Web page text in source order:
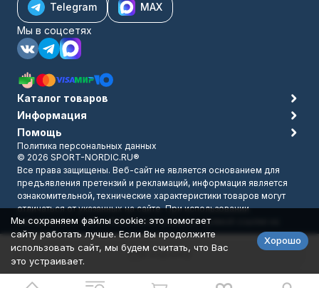
В корзину
Telegram
MAX
Мы в соцсетях
Каталог товаров
Информация
Помощь
Политика персональных данных
© 2026 SPORT-NORDIC.RU®
Все права защищены. Веб-сайт не является основанием для
предъявления претензий и рекламаций, информация является
ознакомительной, технические характеристики товаров могут
отличаться от указанных на сайте. При использовании
материалов с сайта обязательно указание прямой ссылки на
источник.
Разработано вbodysite.ru
Мы сохраняем файлы cookie: это помогает
сайту работать лучше. Если Вы продолжите
использовать сайт, мы будем считать, что Вас
это устраивает.
Хорошо